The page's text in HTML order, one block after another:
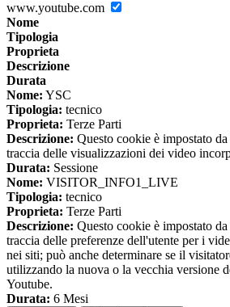
www.youtube.com
Nome
Tipologia
Proprieta
Descrizione
Durata
Nome: YSC
Tipologia: tecnico
Proprieta: Terze Parti
Descrizione: Questo cookie è impostato
traccia delle visualizzazioni dei video
Durata: Sessione
Nome: VISITOR_INFO1_LIVE
Tipologia: tecnico
Proprieta: Terze Parti
Descrizione: Questo cookie è impostato
traccia delle preferenze dell'utente per i
nei siti; può anche determinare se il
utilizzando la nuova o la vecchia versione
Youtube.
Durata: 6 Mesi